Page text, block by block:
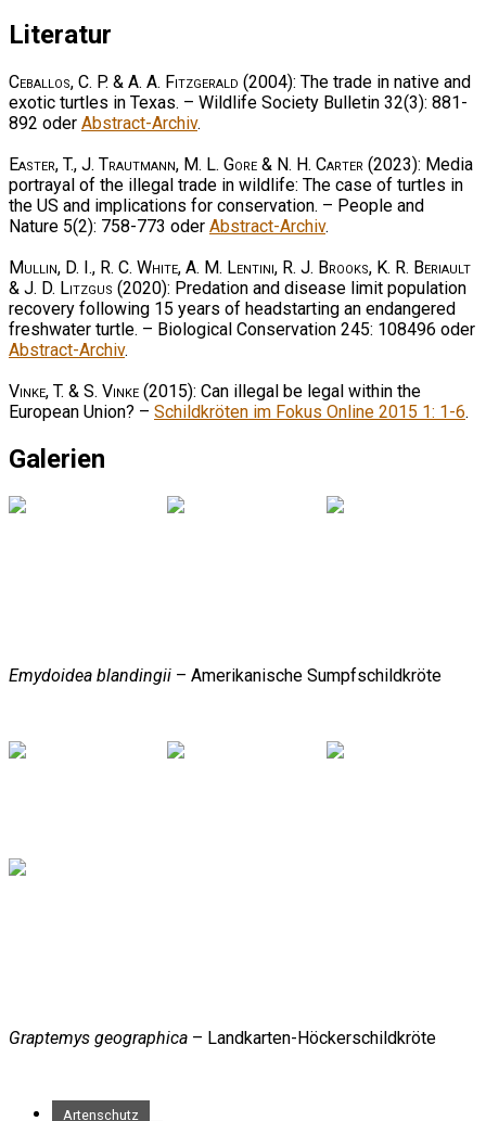
Literatur
Ceballos, C. P. & A. A. Fitzgerald (2004): The trade in native and
exotic turtles in Texas. – Wildlife Society Bulletin 32(3): 881-
892 oder Abstract-Archiv.
Easter, T., J. Trautmann, M. L. Gore & N. H. Carter (2023): Media
portrayal of the illegal trade in wildlife: The case of turtles in
the US and implications for conservation. – People and
Nature 5(2): 758-773 oder Abstract-Archiv.
Mullin, D. I., R. C. White, A. M. Lentini, R. J. Brooks, K. R. Beriault
& J. D. Litzgus (2020): Predation and disease limit population
recovery following 15 years of headstarting an endangered
freshwater turtle. – Biological Conservation 245: 108496 oder
Abstract-Archiv.
Vinke, T. & S. Vinke (2015): Can illegal be legal within the
European Union? – Schildkröten im Fokus Online 2015 1: 1-6.
Galerien
Emydoidea blandingii – Amerikanische Sumpfschildkröte
Graptemys geographica – Landkarten-Höckerschildkröte
Artenschutz